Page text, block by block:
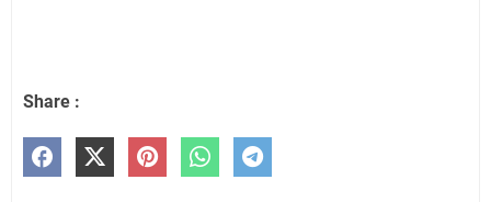
Share :